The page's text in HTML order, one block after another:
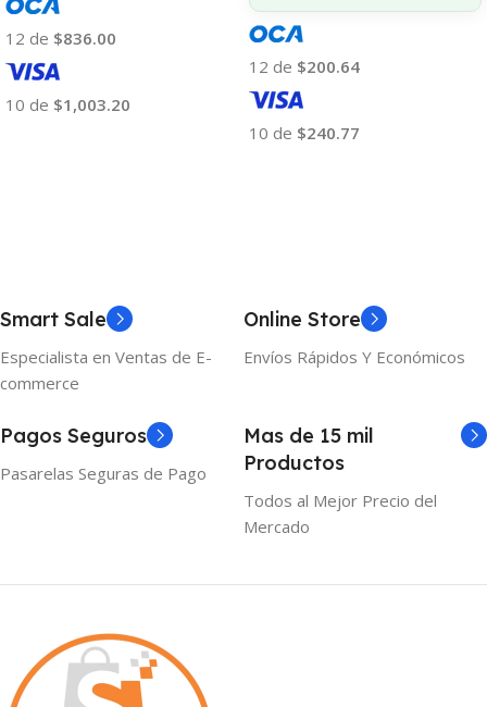
12 de $836.00
10 de $1,003.20
12 de $200.64
10 de $240.77
Smart Sale
Especialista en Ventas de E-
commerce
Online Store
Envíos Rápidos Y Económicos
Pagos Seguros
Pasarelas Seguras de Pago
Mas de 15 mil
Productos
Todos al Mejor Precio del
Mercado